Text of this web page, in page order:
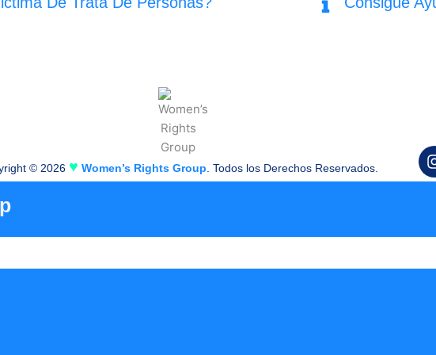
© 2026 ♥ Women’s Rights Group . Todos los Derechos Reservados.